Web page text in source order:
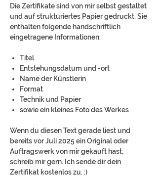
Die Zertifikate sind von mir selbst gestaltet
und auf strukturiertes Papier gedruckt. Sie
enthalten folgende handschriftlich
eingetragene Informationen:
Titel
Entstehungsdatum und -ort
Name der Künstlerin
Format
Technik und Papier
sowie ein kleines Foto des Werkes
Wenn du diesen Text gerade liest und
bereits vor Juli 2025 ein Original oder
Auftragswerk von mir gekauft hast,
schreib mir gern. Ich sende dir dein
Zertifikat kostenlos zu. :)